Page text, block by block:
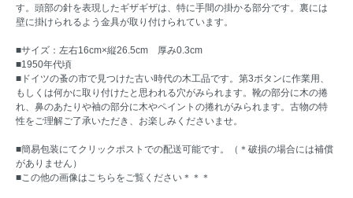
す。頭部の針を表現したギザギザは、特に手間の掛かる部分です。裏には
壁に掛けられるよう金具が取り付けられています。
■サイズ：左右16cm×縦26.5cm 厚み0.3cm
■1950年代頃
■ドイツの蚤の市で見つけた古い時代の木工品です。第3ボタンに作業用、
もしくは何かに取り付けたと思われる穴がみられます。靴の部分に木の捲
れ、鼻のあたりや袖の部分に木やペイントの捲れがみられます。古物の特
性をご理解ご了承いただき、お楽しみくださいませ。
■簡易包装にてクリックポストでの配送可能です。（＊破損の場合には補償
がありません）
■この他の画像はこちらをご覧ください ＊＊＊